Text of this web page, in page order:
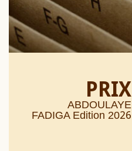
PRIX
ABDOULAYE
FADIGA Edition 2026